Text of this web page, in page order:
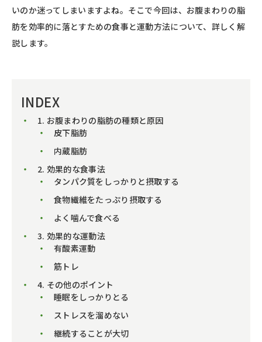
いのか迷ってしまいますよね。そこで今回は、お腹まわりの脂
肪を効率的に落とすための食事と運動方法について、詳しく解
説します。
INDEX
1. お腹まわりの脂肪の種類と原因
皮下脂肪
内蔵脂肪
2. 効果的な食事法
タンパク質をしっかりと摂取する
食物繊維をたっぷり摂取する
よく噛んで食べる
3. 効果的な運動法
有酸素運動
筋トレ
4. その他のポイント
睡眠をしっかりとる
ストレスを溜めない
継続することが大切